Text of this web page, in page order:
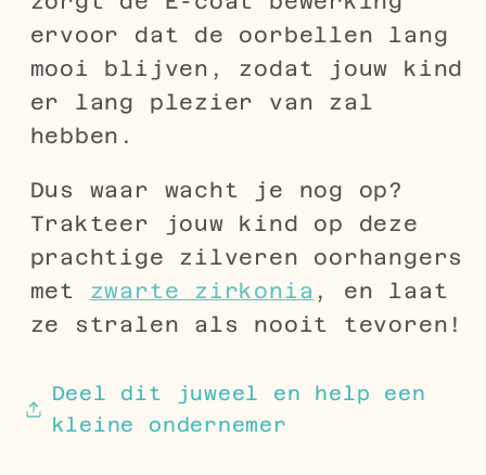
ervoor dat de oorbellen lang
mooi blijven, zodat jouw kind
er lang plezier van zal
hebben.
Dus waar wacht je nog op?
Trakteer jouw kind op deze
prachtige zilveren oorhangers
met
zwarte zirkonia , en laat
ze stralen als nooit tevoren!
Deel dit juweel en help een
kleine ondernemer